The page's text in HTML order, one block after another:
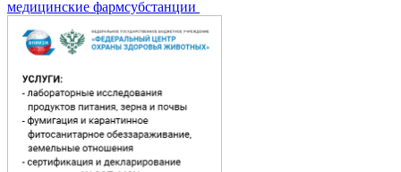
медицинские фармсубстанции